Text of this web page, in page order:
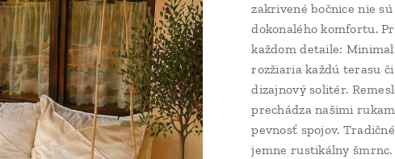
zakrivené bočnice nie
dokonalého komfortu.
každom detaile:
rozžiaria každú terasu
dizajnový solitér.
prechádza našimi
pevnosť spojov.
jemne rustikálny